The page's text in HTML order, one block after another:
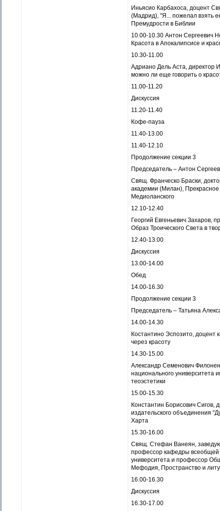
Иньясио Карбахоса, доцент
(Мадрид), "Я... пожелал взять
Премудрости в Библии
10.00-10.30 Антон Сергеевич
Красота в Апокалипсисе и
10.30-11.00
Адриано Дель Аста, директор
можно ли еще говорить о
11.00-11.20
Дискуссия
11.20-11.40
Кофе-пауза
11.40-13.00
11.40-12.10
Продолжение секции 3
Председатель – Антон
Свящ. Франческо Браски,
академии (Милан), Прекрасное
Медиоланского
12.10-12.40
Георгий Евгеньевич Захаров,
Образ Троического Света в
12.40-13.00
Дискуссия
13.00-14.00
Обед
14.00-16.30
Продолжение секции 3
Председатель – Татьяна
14.00-14.30
Костантино Эспозито,
через красоту
14.30-15.00
Александр Семенович
национального университета
теоэстетики
15.00-15.30
Константин Борисович Сигов,
издательского объединения
Харта
15.30-16.00
Свящ. Стефан Ванеян,
профессор кафедры всеобщей
университета и профессор
Мефодия, Пространство и
16.00-16.30
Дискуссия
16.30-17.00